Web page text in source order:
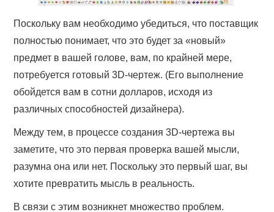
Поскольку вам необходимо убедиться, что поставщик
полностью понимает, что это будет за «новый»
предмет в вашей голове, вам, по крайней мере,
потребуется готовый 3D-чертеж. (Его выполнение
обойдется вам в сотни долларов, исходя из
различных способностей дизайнера).
Между тем, в процессе создания 3D-чертежа вы
заметите, что это первая проверка вашей мысли,
разумна она или нет. Поскольку это первый шаг, вы
хотите превратить мысль в реальность.
В связи с этим возникнет множество проблем.